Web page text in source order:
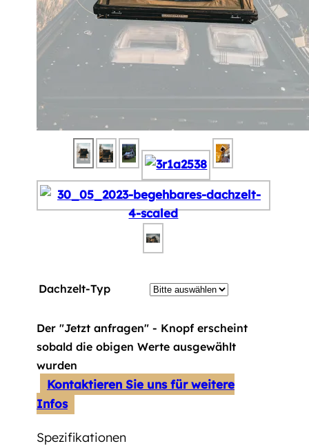
Dachzelt-Typ
Der "Jetzt anfragen" - Knopf erscheint
sobald die obigen Werte ausgewählt
wurden
Kontaktieren Sie uns für weitere
Infos
Spezifikationen